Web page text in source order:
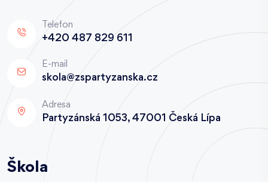
Telefon
+420 487 829 611
E-mail
skola@zspartyzanska.cz
Adresa
Partyzánská 1053, 47001 Česká Lípa
Škola